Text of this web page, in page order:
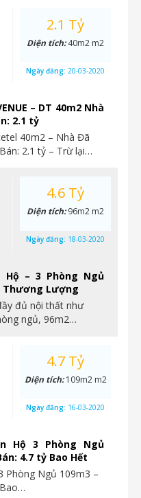
– DT 40m2 Nhà
2.1 tỷ
40m2 – Nhà Đã
2.1 tỷ – Trừ lại…
2.1 Tỷ
Diện tích:40m2 m2
Ngày đăng: 20-03-2020
Hộ – 3 Phòng Ngủ
Thương Lượng
đủ nội thất như
ngủ, 96m2…
4.6 Tỷ
Diện tích:96m2 m2
Ngày đăng: 18-03-2020
Hộ 3 Phòng Ngủ
4.7 tỷ Bao Hết
Phòng Ngủ 109m3 –
4.7 Tỷ
Diện tích:109m2 m2
Ngày đăng: 16-03-2020